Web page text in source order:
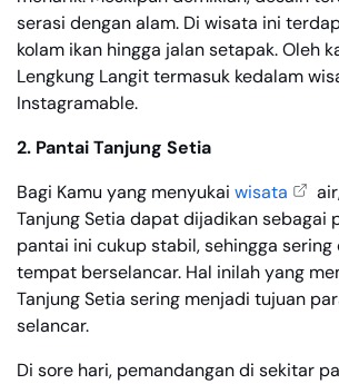
serasi dengan alam. Di wisata ini
kolam ikan hingga jalan setapak. Oleh
Lengkung Langit termasuk kedalam
Instagramable.
2. Pantai Tanjung Setia
Bagi Kamu yang menyukai wisata
Tanjung Setia dapat dijadikan sebagai
pantai ini cukup stabil, sehingga
tempat berselancar. Hal inilah yang
Tanjung Setia sering menjadi tujuan
selancar.
Di sore hari, pemandangan di sekitar